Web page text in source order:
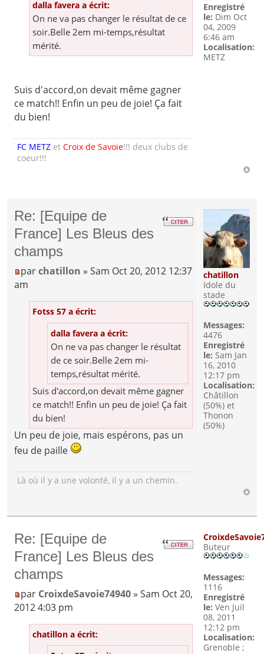
dalla favera a écrit:
On ne va pas changer le résultat de ce
soir.Belle 2em mi-temps,résultat
mérité.
Suis d'accord,on devait même gagner
ce match!! Enfin un peu de joie! Ça fait
du bien!
FC METZ etCroix de Savoie!!! deux clubs de
coeur!!!
Enregistré
le: Dim Oct
04, 2009
6:46 am
Localisation:
METZ
Re: [Equipe de
France] Les Bleus des
champs
parchatillon » Sam Oct 20, 2012 12:37
am
Fotss 57 a écrit:
dalla favera a écrit:
On ne va pas changer le résultat
de ce soir.Belle 2em mi-
temps,résultat mérité.
Suis d'accord,on devait même gagner
ce match!! Enfin un peu de joie! Ça fait
du bien!
Un peu de joie, mais espérons, pas un
feu de paille
Là où il y a une volonté, il y a un chemin.
chatillon
Idole du
stade
Messages:
4476
Enregistré
le: Sam Jan
16, 2010
12:17 pm
Localisation:
Châtillon
(50%) et
Thonon
(50%)
Re: [Equipe de
France] Les Bleus des
champs
par CroixdeSavoie74940» Sam Oct 20,
2012 4:03 pm
chatillon a écrit:
Buteur
Messages:
1116
Enregistré
le: Ven Juil
08, 2011
12:12 pm
Localisation:
Grenoble ;